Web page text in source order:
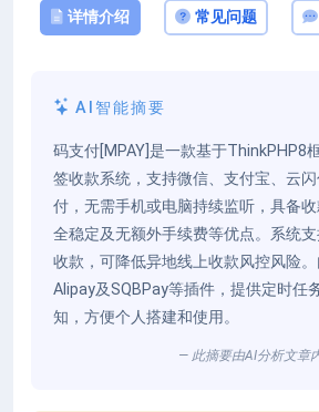
详情介绍 常见问题
AI智能摘要
码支付[MPAY]是一款基于ThinkPHP8
签收款系统，支持微信、支付宝、云
付，无需手机或电脑持续监听，具备
全稳定及无额外手续费等优点。系统
收款，可降低异地线上收款风控风险。
Alipay及SQBPay等插件，提供定时任
知，方便个人搭建和使用。
— 此摘要由AI分析文章